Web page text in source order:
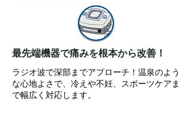
最先端機器で痛みを根本から改善！
ラジオ波で深部までアプローチ！温泉のよう
な心地よさで、冷えや不妊、スポーツケアま
で幅広く対応します。